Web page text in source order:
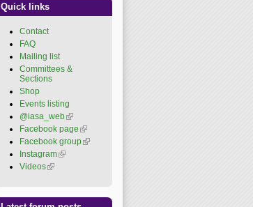
Quick links
Contact
FAQ
Mailing list
Committees &
Sections
Shop
Events listing
@iasa_web(link is
external)
Facebook page (link is
external)
Facebook group(link is
Instagram(link is external)
Videos(link is external)